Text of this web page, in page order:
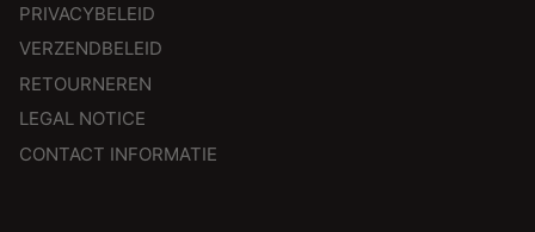
PRIVACYBELEID
VERZENDBELEID
RETOURNEREN
LEGAL NOTICE
CONTACT INFORMATIE